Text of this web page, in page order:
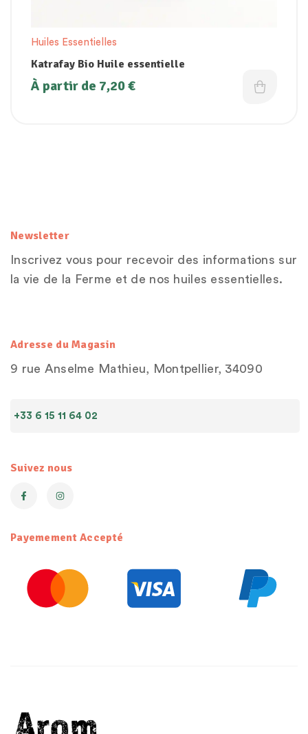
Huiles Essentielles
Katrafay Bio Huile essentielle
À partir de 7,20€
Newsletter
Inscrivez vous pour recevoir des informations sur
la vie de la Ferme et de nos huiles essentielles.
Adresse du Magasin
9 rue Anselme Mathieu, Montpellier, 34090
+33 6 15 11 64 02
Suivez nous
Payemement Accepté